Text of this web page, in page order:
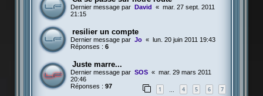
Dernier message par David « mar. 27 sept. 2011
21:15
resilier un compte
Dernier message par Jo « lun. 20 juin 2011 19:43
Réponses : 6
Juste marre...
Dernier message par SOS « mar. 29 mars 2011
20:46
Réponses : 97 1 4 5 6 7